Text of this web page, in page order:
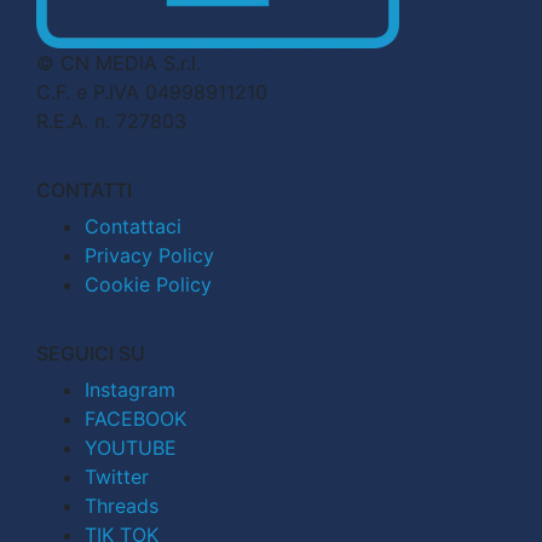
© CN MEDIA S.r.l.
C.F. e P.IVA 04998911210
R.E.A. n. 727803
CONTATTI
Contattaci
Privacy Policy
Cookie Policy
SEGUICI SU
Instagram
FACEBOOK
YOUTUBE
Twitter
Threads
TIK TOK